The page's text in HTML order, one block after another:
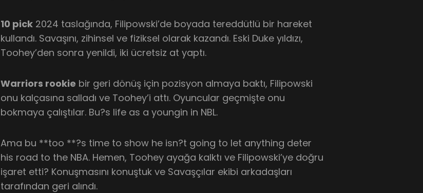
10 pick 2024 taslağında, Filipowski’de boyada tereddütlü bir hareket
kullandı. Savaşını, zihinsel ve fiziksel olarak kazandı. Eski Duke yıldızı,
Toohey’den sonra yenildi, iki ücretsiz at yaptı.
Warriors rookie bir geri dönüş için pozisyon almaya baktı, Filipowski
onu kalçasına salladı ve Toohey’i attı. Oyuncular geçmişte onu
bokmaya çalıştılar. Bu?s life as a youngin in NBL.
Ama bu **too **?s time to show he isn?t going to let anything deter
his road to the NBA. Hemen, Toohey ayağa kalktı ve Filipowski’ye doğru
işaret etti? Konuşmasını konuştuk ve Savaşçılar ekibi arkadaşları
tarafından geri alındı.